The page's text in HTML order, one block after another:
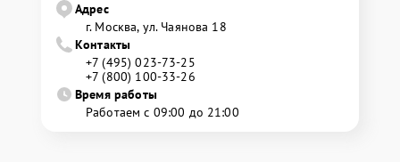
Адрес
г. Москва, ул. Чаянова 18
Контакты
+7 (495) 023-73-25
+7 (800) 100-33-26
Время работы
Работаем с 09:00 до 21:00